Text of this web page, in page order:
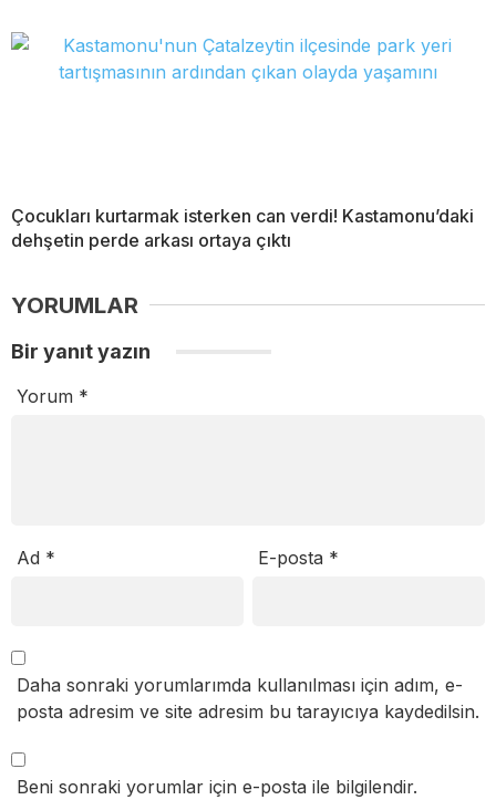
Çocukları kurtarmak isterken can verdi! Kastamonu’daki
dehşetin perde arkası ortaya çıktı
YORUMLAR
Bir yanıt yazın
Yorum *
Ad * E-posta *
Daha sonraki yorumlarımda kullanılması için adım, e-
posta adresim ve site adresim bu tarayıcıya kaydedilsin.
Beni sonraki yorumlar için e-posta ile bilgilendir.